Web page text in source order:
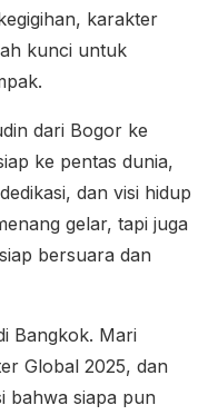
karakter
kunci untuk
dari Bogor ke
ke pentas dunia,
dan visi hidup
gelar, tapi juga
bersuara dan
Bangkok. Mari
Global 2025, dan
bahwa siapa pun